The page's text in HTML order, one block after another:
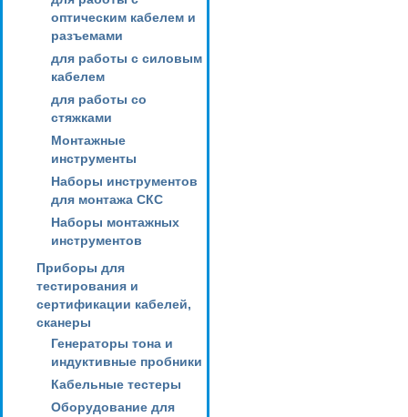
оптическим кабелем и
разъемами
для работы с силовым
кабелем
для работы со
стяжками
Монтажные
инструменты
Наборы инструментов
для монтажа СКС
Наборы монтажных
инструментов
Приборы для
тестирования и
сертификации кабелей,
сканеры
Генераторы тона и
индуктивные пробники
Кабельные тестеры
Оборудование для